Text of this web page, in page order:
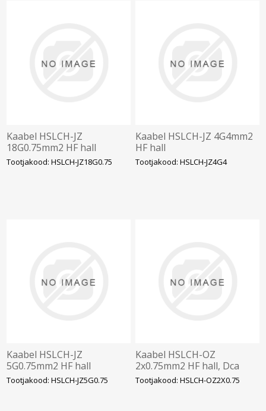
Kaabel HSLCH-JZ
18G0.75mm2 HF hall
Tootjakood: HSLCH-JZ18G0.75
Kaabel HSLCH-JZ 4G4mm2
HF hall
Tootjakood: HSLCH-JZ4G4
Kaabel HSLCH-JZ
5G0.75mm2 HF hall
Tootjakood: HSLCH-JZ5G0.75
Kaabel HSLCH-OZ
2x0.75mm2 HF hall, Dca
Tootjakood: HSLCH-OZ2X0.75